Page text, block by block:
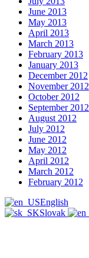
June 2013
May 2013
April 2013
March 2013
February 2013
January 2013
December 2012
November 2012
October 2012
September 2012
August 2012
July 2012
June 2012
May 2012
April 2012
March 2012
February 2012
English
Slovak